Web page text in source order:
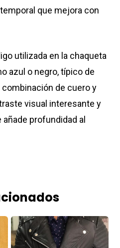
que mejora con
utilizada en la chaqueta
azul o negro, típico de
de cuero y
visual interesante y
añade profundidad al